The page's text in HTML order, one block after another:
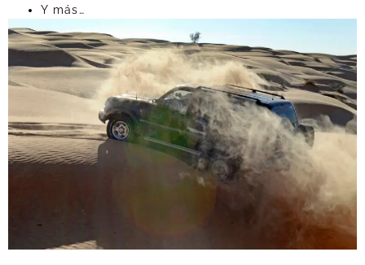
Y más…